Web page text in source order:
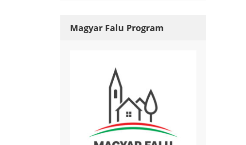
Magyar Falu Program